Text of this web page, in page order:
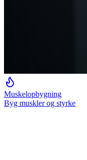
Muskelopbygning
Byg muskler og styrke